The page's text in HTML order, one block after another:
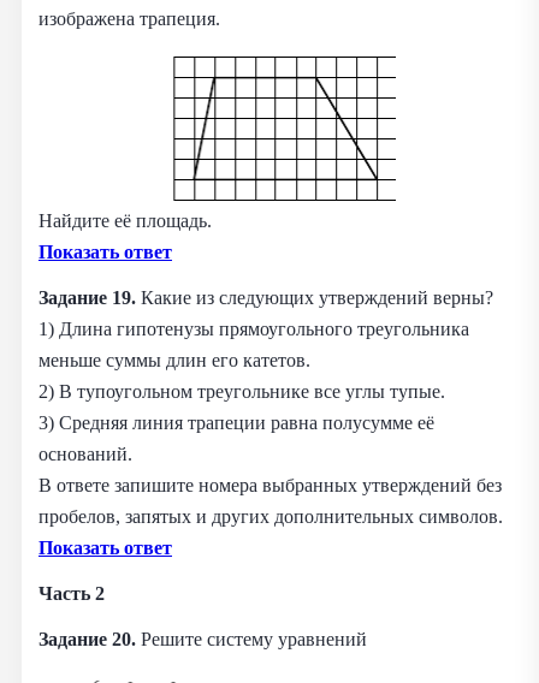
изображена трапеция.
Найдите её площадь.
Показать ответ
Задание 19. Какие из следующих утверждений верны?
1) Длина гипотенузы прямоугольного треугольника
меньше суммы длин его катетов.
2) В тупоугольном треугольнике все углы тупые.
3) Средняя линия трапеции равна полусумме её
оснований.
В ответе запишите номера выбранных утверждений без
пробелов, запятых и других дополнительных символов.
Показать ответ
Часть 2
Задание 20. Решите систему уравнений